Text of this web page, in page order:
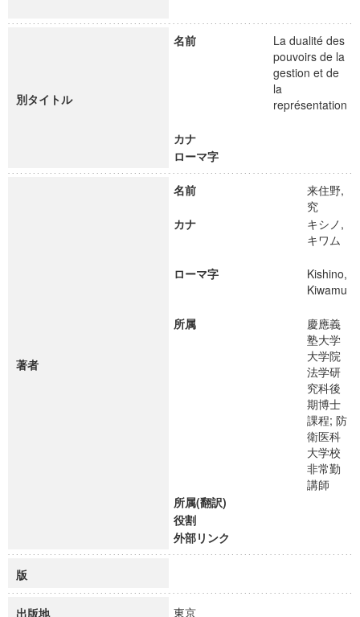
別タイトル
名前
La dualité des
pouvoirs de la
gestion et de
la
représentation
カナ
ローマ字
著者
名前
来住野,
究
カナ
キシノ,
キワム
ローマ字
Kishino,
Kiwamu
所属
慶應義
塾大学
大学院
法学研
究科後
期博士
課程; 防
衛医科
大学校
非常勤
講師
所属(翻訳)
役割
外部リンク
版
出版地 東京